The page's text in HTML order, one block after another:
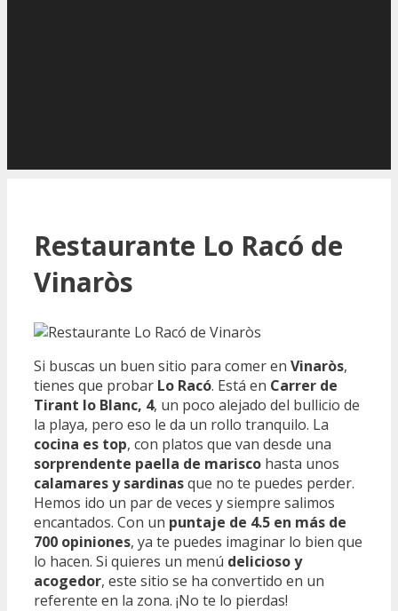
Restaurante Lo Racó de
Vinaròs
Si buscas un buen sitio para comer en Vinaròs,
tienes que probar Lo Racó. Está en Carrer de
Tirant lo Blanc, 4, un poco alejado del bullicio de
la playa, pero eso le da un rollo tranquilo. La
cocina es top, con platos que van desde una
sorprendente paella de marisco hasta unos
calamares y sardinasque no te puedes perder.
Hemos ido un par de veces y siempre salimos
encantados. Con un puntaje de 4.5 en más de
700 opiniones, ya te puedes imaginar lo bien que
lo hacen. Si quieres un menú delicioso y
acogedor, este sitio se ha convertido en un
referente en la zona. ¡No te lo pierdas!